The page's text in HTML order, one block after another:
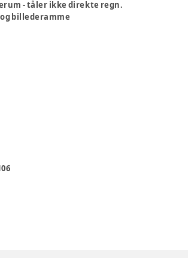
- tåler ikke direkte regn.
billederamme